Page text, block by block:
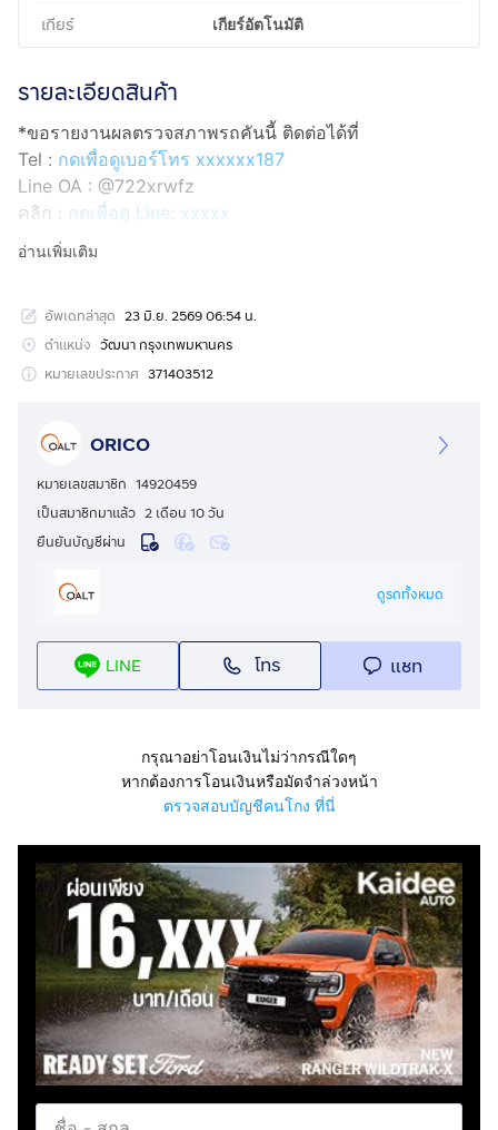
เกียร์ เกียร์อัตโนมัติ
รายละเอียดสินค้า
*ขอรายงานผลตรวจสภาพรถคันนี้ ติดต่อได้ที่
Tel : กดเพื่อดูเบอร์โทร xxxxxx187
Line OA : @722xrwfz
คลิก : กดเพื่อดู Line: xxxxx
ทะเบียน 2ขฬ 4079 กทม.
สีขาว
เกียร์ AT
*เงื่อนไขเป็นไปตามที่บริษัทและสถาบันการเงินกำหนด
สอบถามเพิ่มเติม ☎
Tel :กดเพื่อดูเบอร์โทร xxxxxx187
คลิก :กดเพื่อดู Line: xxxxx
อ่านเพิ่มเติม
อัพเดทล่าสุด 23 มิ.ย. 2569 06:54 น.
ตำแหน่ง วัฒนา กรุงเทพมหานคร
หมายเลขประกาศ 371403512
ORICO
หมายเลขสมาชิก 14920459
เป็นสมาชิกมาแล้ว 2 เดือน 10 วัน
ยืนยันบัญชีผ่าน
ดูรถทั้งหมด
LINE โทร แชท
กรุณาอย่าโอนเงินไม่ว่ากรณีใดๆ
หากต้องการโอนเงินหรือมัดจำล่วงหน้า
ตรวจสอบบัญชีคนโกง ที่นี่